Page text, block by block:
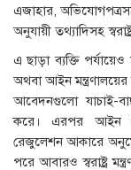
এজাহার,
অনুযায়ী তথ্যাদিসহ
এ ছাড়া ব্যক্তি পর্যায়েও
অথবা আইন
আবেদনগুলো যাচাই-
করে। এরপর আইন
রেজুলেশন আকারে
পরে আবারও স্বরাষ্ট্র